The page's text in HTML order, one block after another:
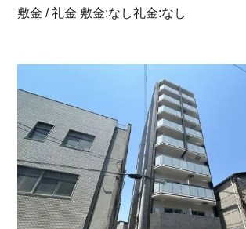
敷金 / 礼金 敷金:なし礼金:なし